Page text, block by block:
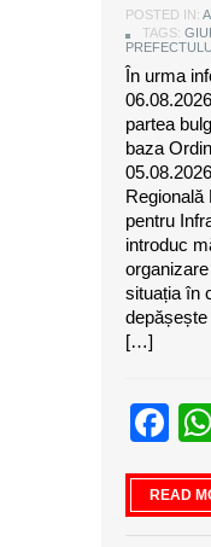
POSTED IN:
TAGS:
În urma
partea
baza
Regională
pentru
introduc
situația în
depășește
[…]
READ